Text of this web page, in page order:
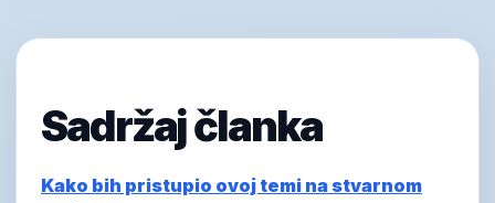
Sadržaj članka
Kako bih pristupio ovoj temi na stvarnom